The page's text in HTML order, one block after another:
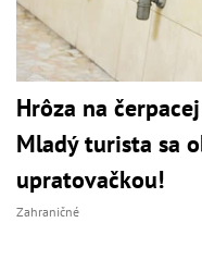
Hrôza na
Mladý turista sa
upratovačkou!
Zahraničné